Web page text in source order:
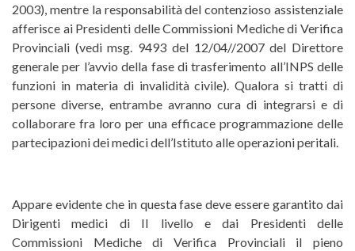
2003), mentre la responsabilità del contenzioso assistenziale
afferisce ai Presidenti delle Commissioni Mediche di Verifica
Provinciali (vedi msg. 9493 del 12/04//2007 del Direttore
generale per l’avvio della fase di trasferimento all’INPS delle
funzioni in materia di invalidità civile). Qualora si tratti di
persone diverse, entrambe avranno cura di integrarsi e di
collaborare fra loro per una efficace programmazione delle
partecipazioni dei medici dell’Istituto alle operazioni peritali.
Appare evidente che in questa fase deve essere garantito dai
Dirigenti medici di II livello e dai Presidenti delle
Commissioni Mediche di Verifica Provinciali il pieno